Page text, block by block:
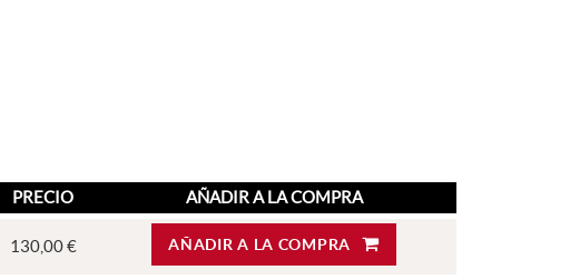
PRECIO AÑADIR A LA COMPRA
130,00 € AÑADIR A LA COMPRA